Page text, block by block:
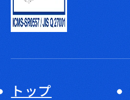
トップ